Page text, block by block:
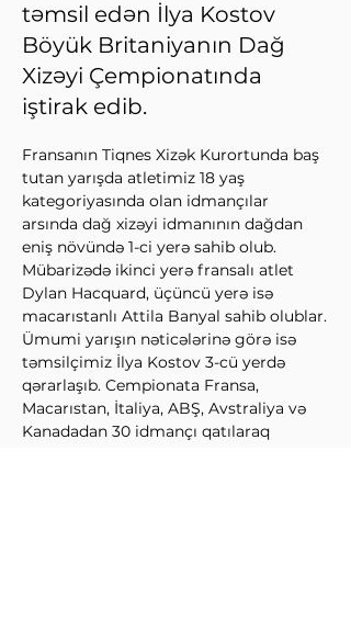
təmsil edən İlya Kostov
Böyük Britaniyanın Dağ
Xizəyi Çempionatında
iştirak edib.
Fransanın Tiqnes Xizək Kurortunda baş
tutan yarışda atletimiz 18 yaş
kategoriyasında olan idmançılar
arsında dağ xizəyi idmanının dağdan
eniş növündə 1-ci yerə sahib olub.
Mübarizədə ikinci yerə fransalı atlet
Dylan Hacquard, üçüncü yerə isə
macarıstanlı Attila Banyal sahib olublar.
Ümumi yarışın nəticələrinə görə isə
təmsilçimiz İlya Kostov 3-cü yerdə
qərarlaşıb. Cempionata Fransa,
Macarıstan, İtaliya, ABŞ, Avstraliya və
Kanadadan 30 idmançı qatılaraq